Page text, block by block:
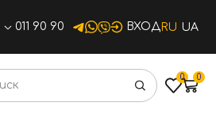
011 90 90 ВХОД RU UA
0 0